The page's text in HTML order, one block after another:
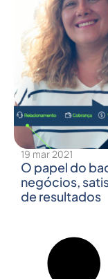
19 mar 2021
O papel do
negócios,
de resultados